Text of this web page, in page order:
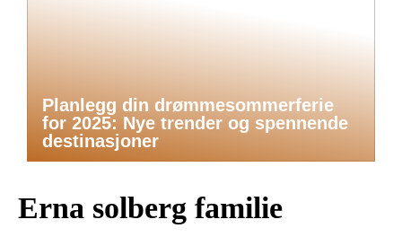
Planlegg din drømmesommerferie
for 2025: Nye trender og spennende
destinasjoner
Erna solberg familie